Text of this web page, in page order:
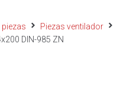
Piezas ventilador
DIN-985 ZN